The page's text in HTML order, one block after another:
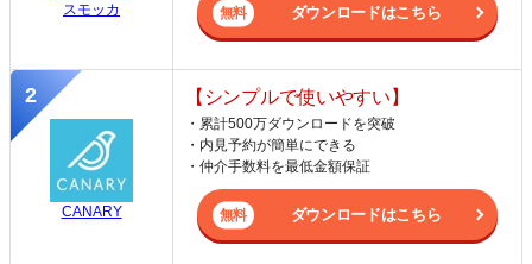
スモッカ ダウンロードはこちら
CANARY
【シンプルで使いやすい】
・累計500万ダウンロードを突破
・内見予約が簡単にできる
・仲介手数料を最低金額保証
ダウンロードはこちら